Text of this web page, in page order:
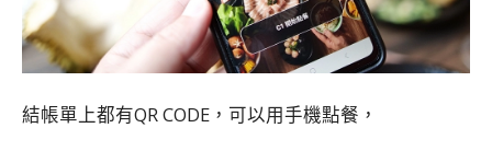
結帳單上都有QR CODE，可以用手機點餐，